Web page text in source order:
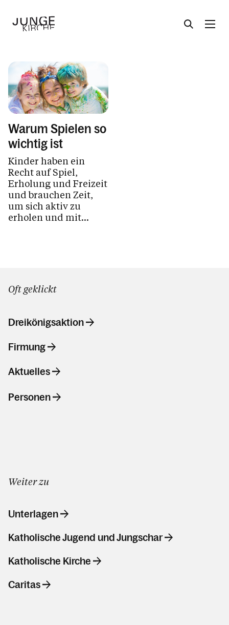
Angebote
Themen
Musik
Kinderrechte
Sakramente
Dreikönigsaktion
Gewaltprävention
Aktuelles
Warum Spielen so
wichtig ist
Kinder haben ein
Recht auf Spiel,
Erholung und Freizeit
und brauchen Zeit,
um sich aktiv zu
erholen und mit...
Oft geklickt
Dreikönigsaktion
Firmung
Aktuelles
Personen
Weiter zu
Unterlagen
Katholische Jugend und Jungschar
Katholische Kirche
Caritas